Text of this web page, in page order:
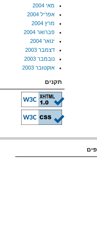
מאי 2004
אפריל 2004
מרץ 2004
פברואר 2004
ינואר 2004
דצמבר 2003
נובמבר 2003
אוקטובר 2003
תקנים